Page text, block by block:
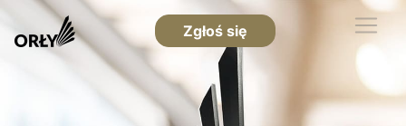
Zgłoś się